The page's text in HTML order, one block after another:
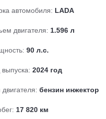
автомобиля: LADA
двигателя: 1.596 л
90 л.с.
выпуска: 2024 год
двигателя: бензин инжектор
17 820 км